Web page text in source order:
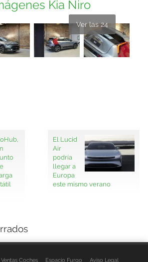
Kia Niro
Ver las 24
El Lucid
Air
podría
llegar a
Europa
este mismo verano
Coches Espacio Furgo Aviso Legal